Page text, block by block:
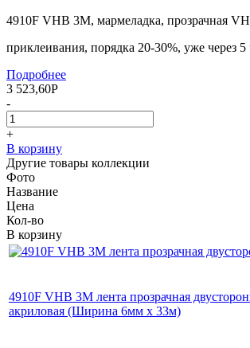
4910F VHB 3М, мармеладка, прозрачная
приклеивания, порядка 20-30%, уже через 5
Подробнее
3 523,60Р
-
+
В корзину
Другие товары коллекции
Фото
Название
Цена
Кол-во
В корзину
4910F VHB 3М лента прозрачная
акриловая (Ширина 6мм х 33м)